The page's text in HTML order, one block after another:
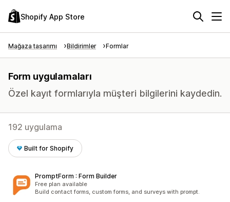
Shopify App Store
Mağaza tasarımı Bildirimler Formlar
Form uygulamaları
Özel kayıt formlarıyla müşteri bilgilerini kaydedin.
192 uygulama
Built for Shopify
PromptForm : Form Builder
Free plan available
Build contact forms, custom forms, and surveys with prompt.